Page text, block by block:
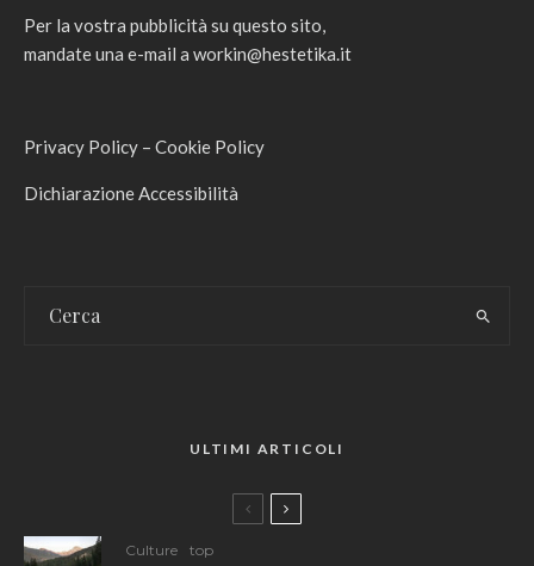
Per la vostra pubblicità su questo sito,
mandate una e-mail a workin@hestetika.it
Privacy Policy – Cookie Policy
Dichiarazione Accessibilità
ULTIMI ARTICOLI
Culture top